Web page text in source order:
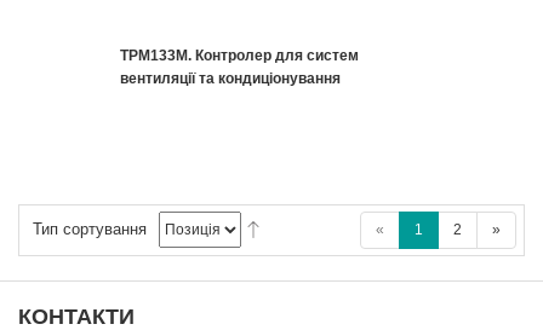
ТРМ133M. Контролер для систем
вентиляції та кондиціонування
Тип сортування « 1 2 »
КОНТАКТИ